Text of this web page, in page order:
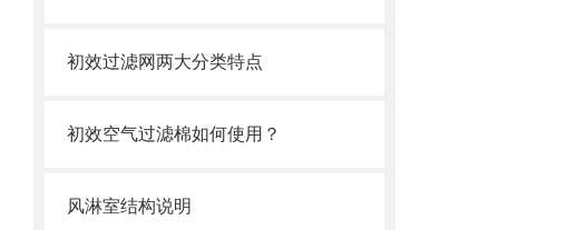
初效过滤网两大分类特点
初效空气过滤棉如何使用？
风淋室结构说明